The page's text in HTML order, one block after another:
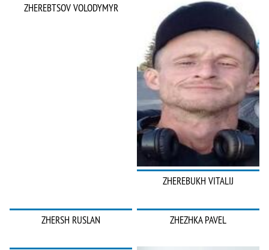
ZHEREBTSOV VOLODYMYR
ZHEREBUKH VITALIJ
ZHERSH RUSLAN ZHEZHKA PAVEL